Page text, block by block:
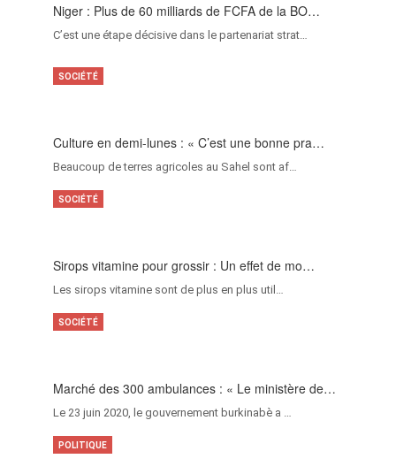
Niger : Plus de 60 milliards de FCFA de la BO…
C’est une étape décisive dans le partenariat strat…
Culture en demi-lunes : « C’est une bonne pra…
Beaucoup de terres agricoles au Sahel sont af…
SOCIÉTÉ
Sirops vitamine pour grossir : Un effet de mo…
Les sirops vitamine sont de plus en plus util…
SOCIÉTÉ
Marché des 300 ambulances : « Le ministère de…
Le 23 juin 2020, le gouvernement burkinabè a …
SOCIÉTÉ
POLITIQUE